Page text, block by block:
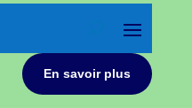
En savoir plus